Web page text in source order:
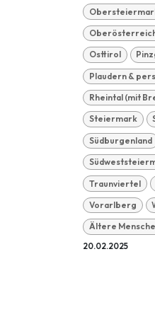
Osttirol
Plaudern &
Rheintal (mit
Steiermark
Südburgenland
Traunviertel
Vorarlberg
Ältere
20.02.2025